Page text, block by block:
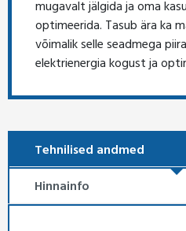
mugavalt jälgida ja oma
optimeerida. Tasub ära ka
võimalik selle seadmega
elektrienergia kogust ja
Tehnilised andmed
Hinnainfo